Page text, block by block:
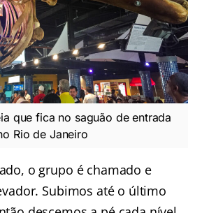
que fica no saguão de entrada
Rio de Janeiro
o grupo é chamado e
Subimos até o último